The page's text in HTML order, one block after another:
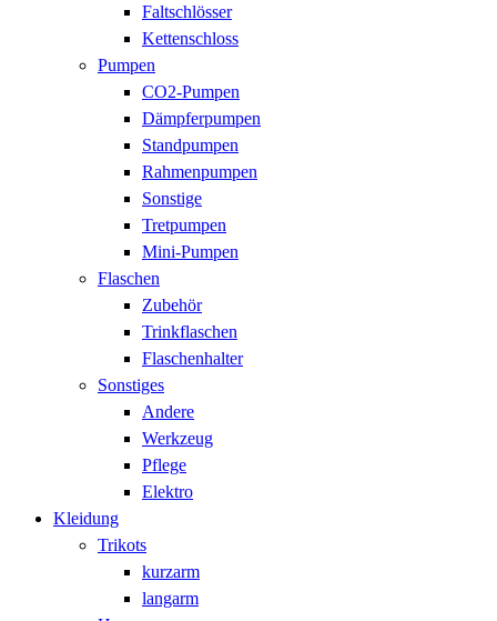
Faltschlösser
Kettenschloss
Pumpen
CO2-Pumpen
Dämpferpumpen
Standpumpen
Rahmenpumpen
Sonstige
Tretpumpen
Mini-Pumpen
Flaschen
Zubehör
Trinkflaschen
Flaschenhalter
Sonstiges
Andere
Werkzeug
Pflege
Elektro
Kleidung
Trikots
kurzarm
langarm